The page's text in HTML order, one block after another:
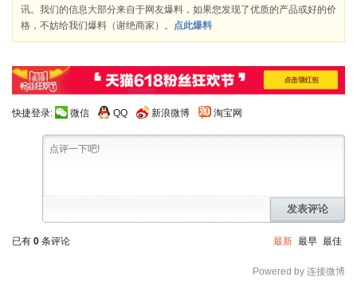
讯。我们的信息大部分来自于网友爆料，如果您发现了优质的产品或好的价
格，不妨给我们爆料（谢绝商家）。 点此爆料
快捷登录: 微信 QQ 新浪微博 淘宝网
发表评论
已有 0 条评论 最新 最早 最佳
Powered by 连接微博